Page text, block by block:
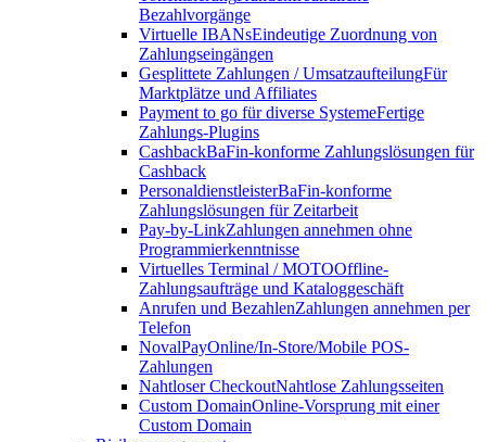
Bezahlvorgänge
Virtuelle IBANsEindeutige Zuordnung von
Zahlungseingängen
Gesplittete Zahlungen / UmsatzaufteilungFür
Marktplätze und Affiliates
Payment to go für diverse SystemeFertige
Zahlungs-Plugins
CashbackBaFin-konforme Zahlungslösungen für
Cashback
PersonaldienstleisterBaFin-konforme
Zahlungslösungen für Zeitarbeit
Pay-by-LinkZahlungen annehmen ohne
Programmierkenntnisse
Virtuelles Terminal / MOTOOffline-
Zahlungsaufträge und Kataloggeschäft
Anrufen und BezahlenZahlungen annehmen per
Telefon
NovalPayOnline/In-Store/Mobile POS-
Zahlungen
Nahtloser CheckoutNahtlose Zahlungsseiten
Custom DomainOnline-Vorsprung mit einer
Custom Domain